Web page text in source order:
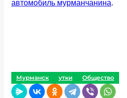
автомобиль мурманчанина.
Мурманск утки Общество